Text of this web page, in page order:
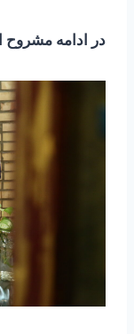
در ادامه مشروح